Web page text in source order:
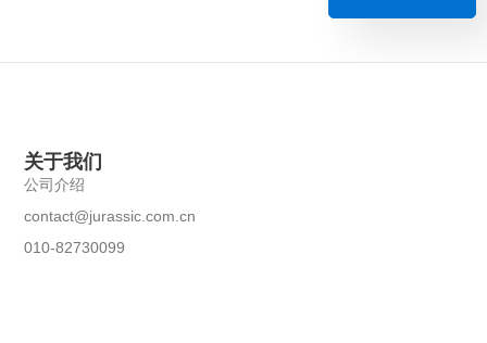
关于我们
公司介绍
contact@jurassic.com.cn
010-82730099